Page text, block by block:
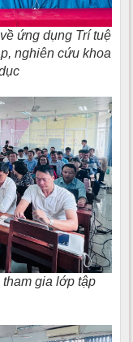
ứng dụng Trí tuệ
nghiên cứu khoa
gia lớp tập